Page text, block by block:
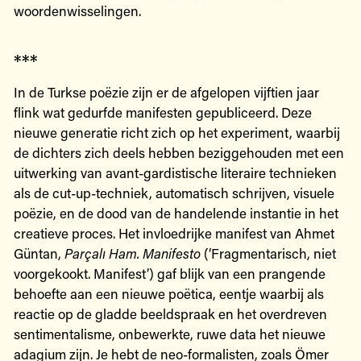
woordenwisselingen.
***
In de Turkse poëzie zijn er de afgelopen vijftien jaar
flink wat gedurfde manifesten gepubliceerd. Deze
nieuwe generatie richt zich op het experiment, waarbij
de dichters zich deels hebben beziggehouden met een
uitwerking van avant-gardistische literaire technieken
als de cut-up-techniek, automatisch schrijven, visuele
poëzie, en de dood van de handelende instantie in het
creatieve proces. Het invloedrijke manifest van Ahmet
Güntan, Parçalı Ham. Manifesto(‘Fragmentarisch, niet
voorgekookt. Manifest’) gaf blijk van een prangende
behoefte aan een nieuwe poëtica, eentje waarbij als
reactie op de gladde beeldspraak en het overdreven
sentimentalisme, onbewerkte, ruwe data het nieuwe
adagium zijn. Je hebt de neo-formalisten, zoals Ömer